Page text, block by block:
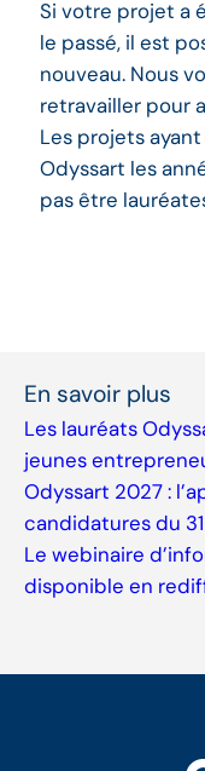
Si votre projet a
le passé, il est
nouveau. Nous
retravailler pour
Les projets
Odyssart les
pas être
En savoir plus
Les lauréats
jeunes
Odyssart 2027 :
candidatures du
Le webinaire
disponible en